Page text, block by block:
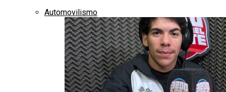
Automovilismo